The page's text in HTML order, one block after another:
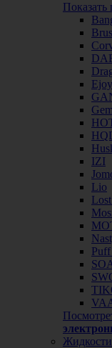
Показать
Ejoy
IZI
Lio